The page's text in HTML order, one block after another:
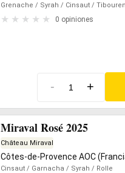
Grenache / Syrah / Cinsaut / Tibouren
0 opiniones
- +
Miraval Rosé 2025
Château Miraval
Côtes-de-Provence AOC
Cinsaut / Garnacha / Syrah / Rolle